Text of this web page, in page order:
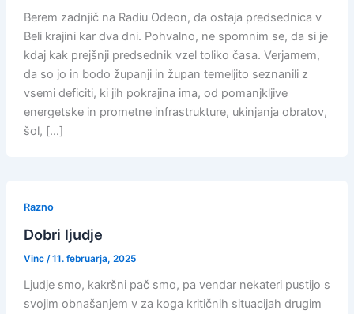
Berem zadnjič na Radiu Odeon, da ostaja predsednica v
Beli krajini kar dva dni. Pohvalno, ne spomnim se, da si je
kdaj kak prejšnji predsednik vzel toliko časa. Verjamem,
da so jo in bodo županji in župan temeljito seznanili z
vsemi deficiti, ki jih pokrajina ima, od pomanjkljive
energetske in prometne infrastrukture, ukinjanja obratov,
šol, […]
Razno
Dobri ljudje
Vinc /11. februarja, 2025
Ljudje smo, kakršni pač smo, pa vendar nekateri pustijo s
svojim obnašanjem v za koga kritičnih situacijah drugim